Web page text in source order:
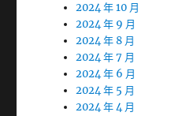
2024 年 10 月
2024 年 9 月
2024 年 8 月
2024 年 7 月
2024 年 6 月
2024 年 5 月
2024 年 4 月